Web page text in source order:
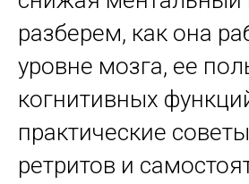
разберем, как она
уровне мозга, ее
когнитивных
практические
ретритов и